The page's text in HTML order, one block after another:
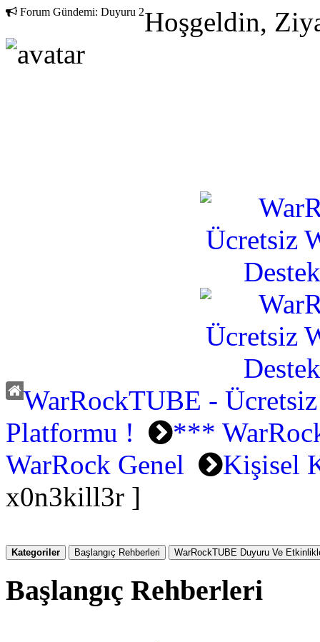
Forum Gündemi: Duyuru 2Hoşgeldin,
WarRockTUBE -
Platformu !
***
WarRock Genel
Kişisel
x0n3kill3r ]
Kategoriler Başlangıç Rehberleri WarRockTUBE Duyuru Ve
Başlangıç Rehberleri